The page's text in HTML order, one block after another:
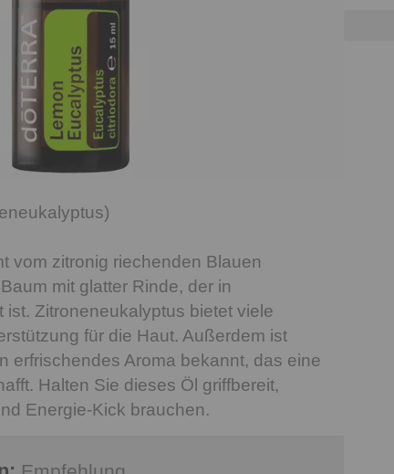
vom zitronig riechenden Blauen
mit glatter Rinde, der in
ist. Zitroneneukalyptus bietet viele
für die Haut. Außerdem ist
erfrischendes Aroma bekannt, das eine
Halten Sie dieses Öl griffbereit,
Energie-Kick brauchen.